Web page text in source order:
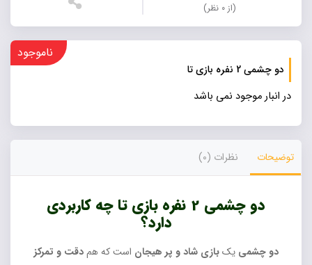
(از ۰ نظر)
دو چشمی 2 نفره بازی تا
ناموجود
در انبار موجود نمی باشد
توضیحات نظرات (0)
دو چشمی 2 نفره بازی تا چه کاربردی
دارد؟
دو چشمییکبازی شاد و پر هیجان است که همدقت و تمرکز